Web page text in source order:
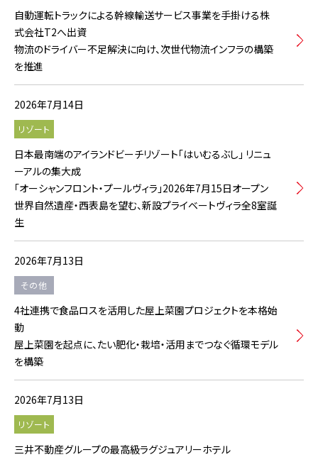
自動運転トラックによる幹線輸送サービス事業を手掛ける株
式会社T2へ出資
物流のドライバー不足解決に向け、次世代物流インフラの構築
を推進
2026年7月14日
リゾート
日本最南端のアイランドビーチリゾート「はいむるぶし」 リニュ
ーアルの集大成
「オーシャンフロント・プールヴィラ」2026年7月15日オープン
世界自然遺産・西表島を望む、新設プライベートヴィラ全8室誕
生
2026年7月13日
その他
4社連携で食品ロスを活用した屋上菜園プロジェクトを本格始
動
屋上菜園を起点に、たい肥化・栽培・活用までつなぐ循環モデル
を構築
2026年7月13日
リゾート
三井不動産グループの最高級ラグジュアリーホテル